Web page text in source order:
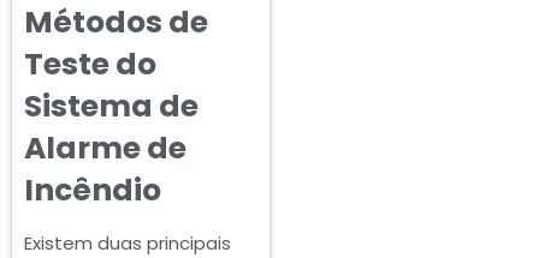
Métodos de
Teste do
Sistema de
Alarme de
Incêndio
Existem duas principais